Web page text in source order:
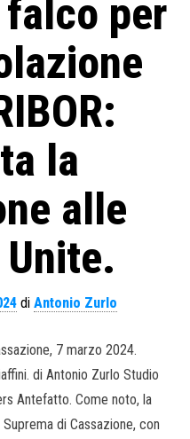
falco per
la
alle
di Antonio Zurlo
7 marzo 2024.
di Antonio Zurlo Studio
Antefatto. Come noto, la
di Cassazione, con